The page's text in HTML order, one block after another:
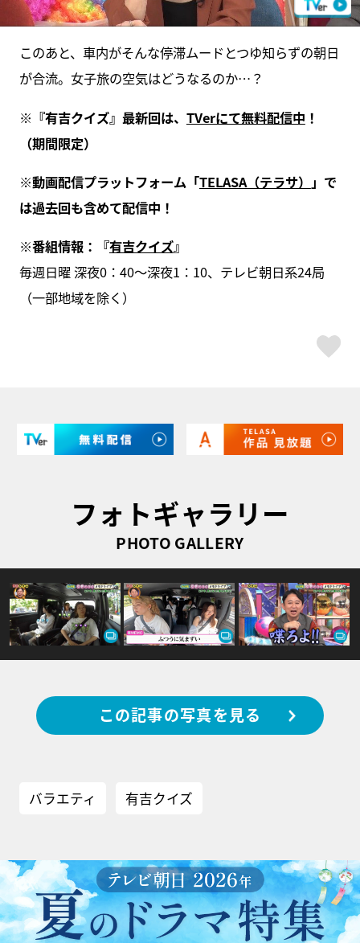
このあと、車内がそんな停滞ムードとつゆ知らずの朝日
が合流。女子旅の空気はどうなるのか…？
※『有吉クイズ』最新回は、 TVerにて無料配信中 ！
（期間限定）
※動画配信プラットフォーム「TELASA（テラサ） 」で
は過去回も含めて配信中！
※番組情報：『有吉クイズ』
毎週日曜 深夜0：40～深夜1：10、テレビ朝日系24局
（一部地域を除く）
フォトギャラリー
PHOTO GALLERY
この記事の写真を見る
バラエティ 有吉クイズ